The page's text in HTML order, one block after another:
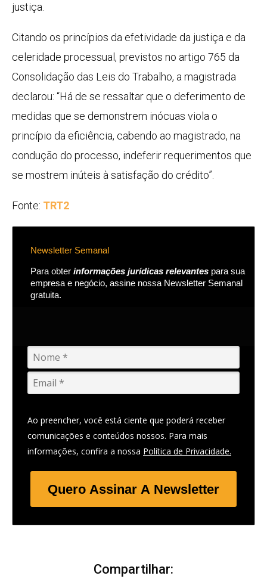
justiça.
Citando os princípios da efetividade da justiça e da
celeridade processual, previstos no artigo 765 da
Consolidação das Leis do Trabalho, a magistrada
declarou: “Há de se ressaltar que o deferimento de
medidas que se demonstrem inócuas viola o
princípio da eficiência, cabendo ao magistrado, na
condução do processo, indeferir requerimentos que
se mostrem inúteis à satisfação do crédito”.
Fonte: TRT2
Newsletter Semanal
Para obter informações jurídicas relevantes para sua
empresa e negócio, assine nossa Newsletter Semanal
gratuita.
Ao preencher, você está ciente que poderá receber
comunicações e conteúdos nossos. Para mais
informações, confira a nossa Política de Privacidade.
Quero Assinar A Newsletter
Compartilhar: